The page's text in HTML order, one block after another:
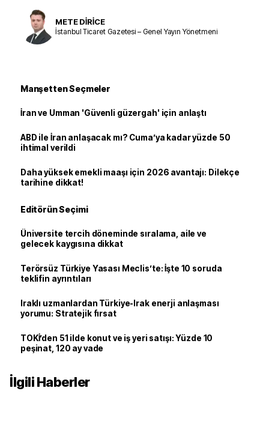
METE DİRİCE
İstanbul Ticaret Gazetesi – Genel Yayın Yönetmeni
Manşetten Seçmeler
İran ve Umman 'Güvenli güzergah' için anlaştı
ABD ile İran anlaşacak mı? Cuma’ya kadar yüzde 50
ihtimal verildi
Daha yüksek emekli maaşı için 2026 avantajı: Dilekçe
tarihine dikkat!
Editörün Seçimi
Üniversite tercih döneminde sıralama, aile ve
gelecek kaygısına dikkat
Terörsüz Türkiye Yasası Meclis’te: İşte 10 soruda
teklifin ayrıntıları
Iraklı uzmanlardan Türkiye-Irak enerji anlaşması
yorumu: Stratejik fırsat
TOKİ’den 51 ilde konut ve iş yeri satışı: Yüzde 10
peşinat, 120 ay vade
İlgili Haberler